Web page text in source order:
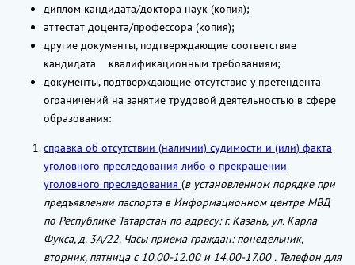
диплом кандидата/доктора наук (копия);
аттестат доцента/профессора (копия);
другие документы, подтверждающие соответствие
кандидата квалификационным требованиям;
документы, подтверждающие отсутствие у претендента
ограничений на занятие трудовой деятельностью в сфере
образования:
справка об отсутствии (наличии) судимости и (или) факта
уголовного преследования либо о прекращении
уголовного преследования (в установленном порядке при
предъявлении паспорта в Информационном центре МВД
по Республике Татарстан по адресу: г. Казань, ул. Карла
Фукса, д. 3А/22. Часы приема граждан: понедельник,
вторник, пятница с 10.00-12.00 и 14.00-17.00 . Телефон для